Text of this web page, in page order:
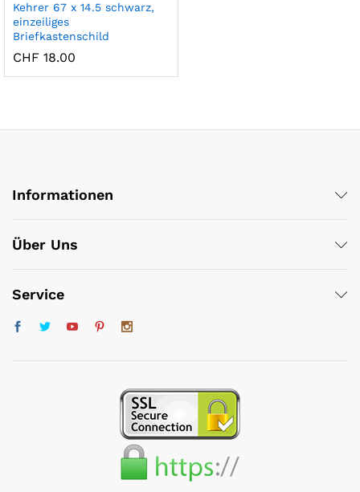
Kehrer 67 x 14.5 schwarz,
einzeiliges
Briefkastenschild
CHF 18.00
Informationen
Über Uns
Service